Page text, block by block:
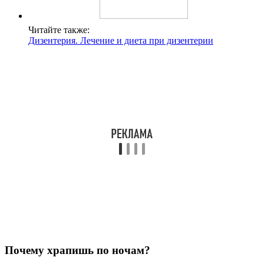
Читайте также:
Дизентерия. Лечение и диета при дизентерии
Почему храпишь по ночам?